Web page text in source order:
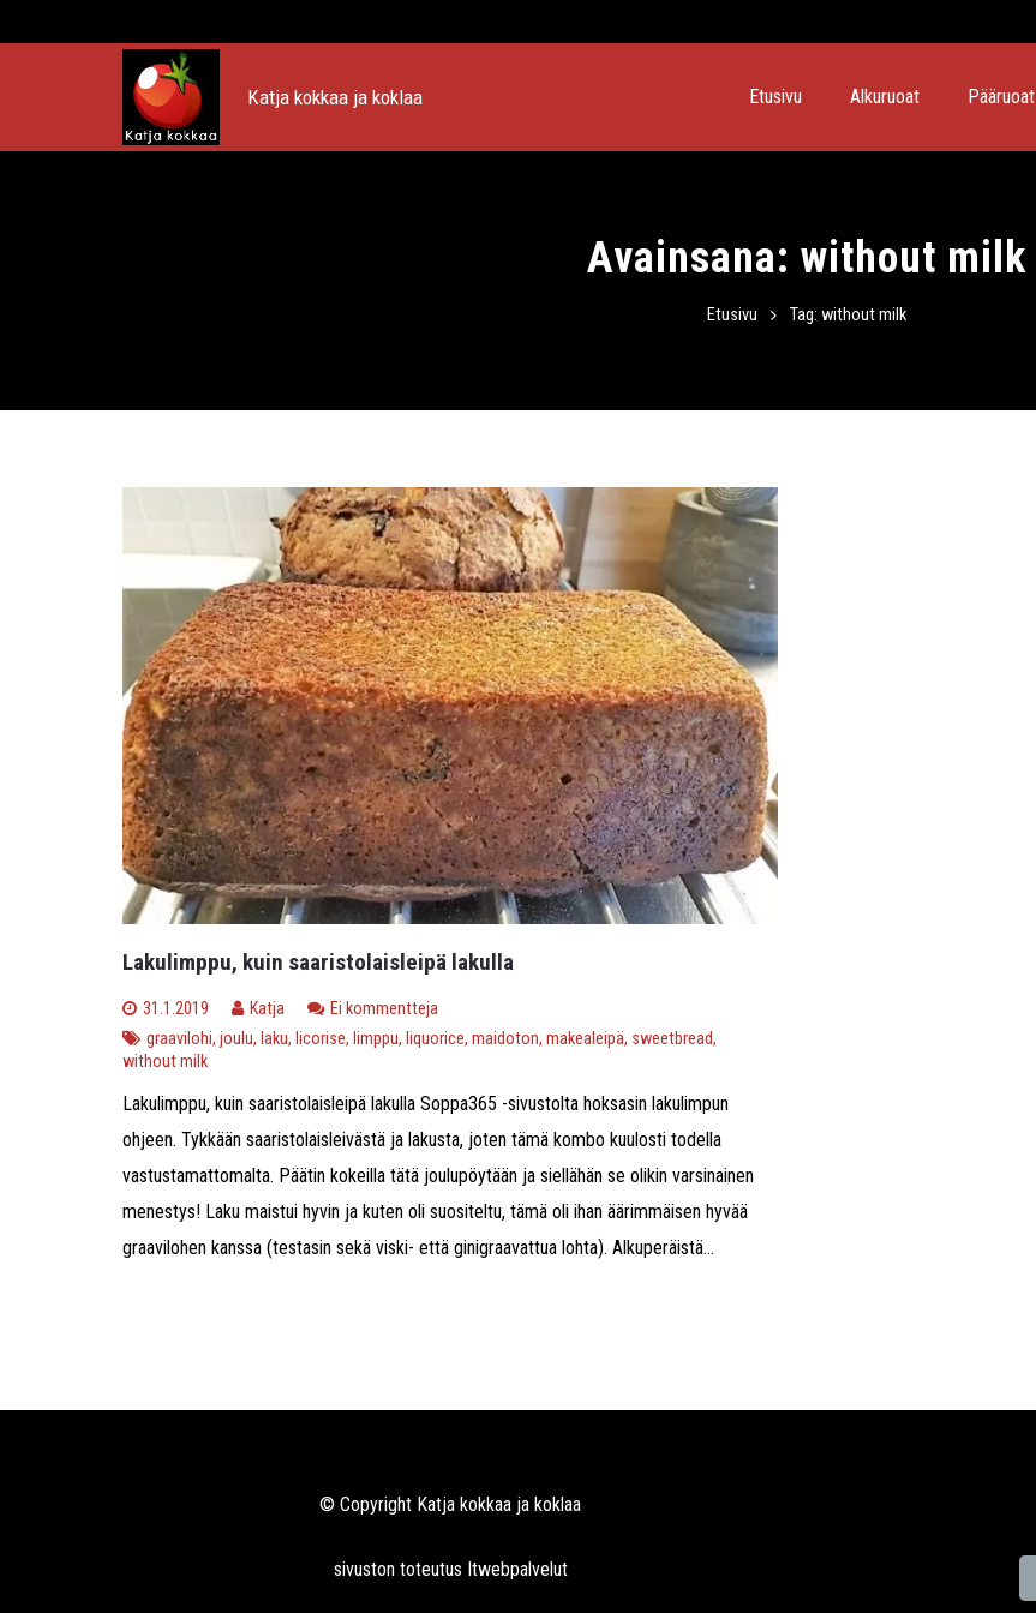
Katja kokkaa ja koklaa Etusivu Alkuruoat Pääruoat
Avainsana: without milk
Etusivu Tag: without milk
Lakulimppu, kuin saaristolaisleipä lakulla
31.1.2019 Katja
Ei kommentteja
graavilohi, joulu, laku, licorise, limppu, liquorice, maidoton, makealeipä, sweetbread,
without milk
Lakulimppu, kuin saaristolaisleipä lakulla Soppa365 -sivustolta hoksasin lakulimpun
ohjeen. Tykkään saaristolaisleivästä ja lakusta, joten tämä kombo kuulosti todella
vastustamattomalta. Päätin kokeilla tätä joulupöytään ja siellähän se olikin varsinainen
menestys! Laku maistui hyvin ja kuten oli suositeltu, tämä oli ihan äärimmäisen hyvää
graavilohen kanssa (testasin sekä viski- että ginigraavattua lohta). Alkuperäistä...
© Copyright Katja kokkaa ja koklaa
sivuston toteutus Itwebpalvelut